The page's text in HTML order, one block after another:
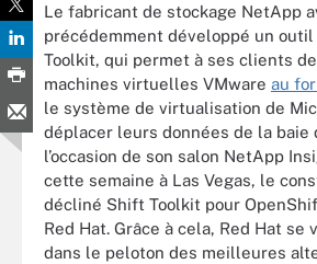
Le fabricant de stockage NetApp
précédemment développé un
Toolkit, qui permet à ses clients
machines virtuelles VMware au
le système de virtualisation de
déplacer leurs données de la baie
l’occasion de son salon NetApp
cette semaine à Las Vegas, le
décliné Shift Toolkit pour
Red Hat. Grâce à cela, Red Hat se
dans le peloton des meilleures